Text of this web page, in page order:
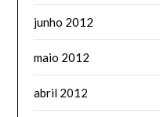
junho 2012
maio 2012
abril 2012